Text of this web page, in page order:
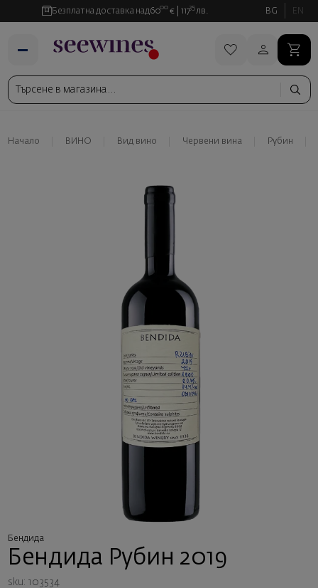
Безплатна доставка над6000 € 11735 лв. BG EN
Начало ВИНО Вид вино Червени вина Рубин
Бендида
Бендида Рубин 2019
sku: 103534